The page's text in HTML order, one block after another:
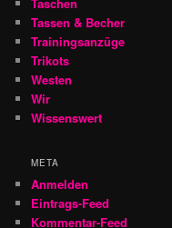
Tassen & Becher
Trainingsanzüge
Trikots
Westen
Wir
Wissenswert
META
Anmelden
Eintrags-Feed
Kommentar-Feed